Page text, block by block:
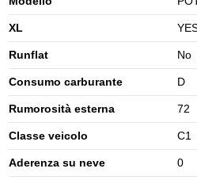
XL
Runflat No
Consumo carburante D
Rumorosità esterna 72
Classe veicolo C1
Aderenza su neve 0